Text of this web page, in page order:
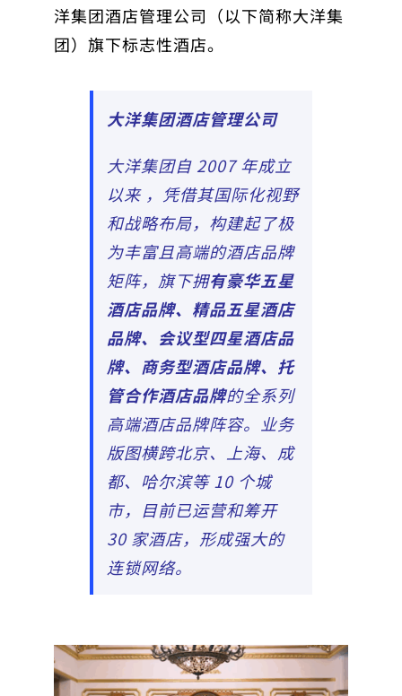
洋集团酒店管理公司（以下简称大洋集
团）旗下标志性酒店。
大洋集团酒店管理公司
大洋集团自 2007 年成立
以来 ，凭借其国际化视野
和战略布局，构建起了极
为丰富且高端的酒店品牌
矩阵，旗下拥有豪华五星
酒店品牌、精品五星酒店
品牌、会议型四星酒店品
牌、商务型酒店品牌、托
管合作酒店品牌的全系列
高端酒店品牌阵容。业务
版图横跨北京、上海、成
都、哈尔滨等 10 个城
市，目前已运营和筹开
30 家酒店，形成强大的
连锁网络。